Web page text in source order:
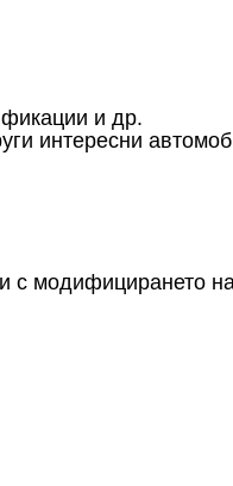
и др.
интересни
с модифицирането